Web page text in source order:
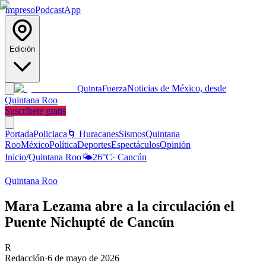
ImpresoPodcastApp
Edición
QuintaFuerzaNoticias de México, desde
Quintana Roo
Suscríbete gratis
PortadaPoliciaca 🌀 HuracanesSismosQuintana
RooMéxicoPolíticaDeportesEspectáculosOpinión
Inicio/Quintana Roo🌤️26°C· Cancún
Quintana Roo
Mara Lezama abre a la circulación el
Puente Nichupté de Cancún
R
Redacción·6 de mayo de 2026